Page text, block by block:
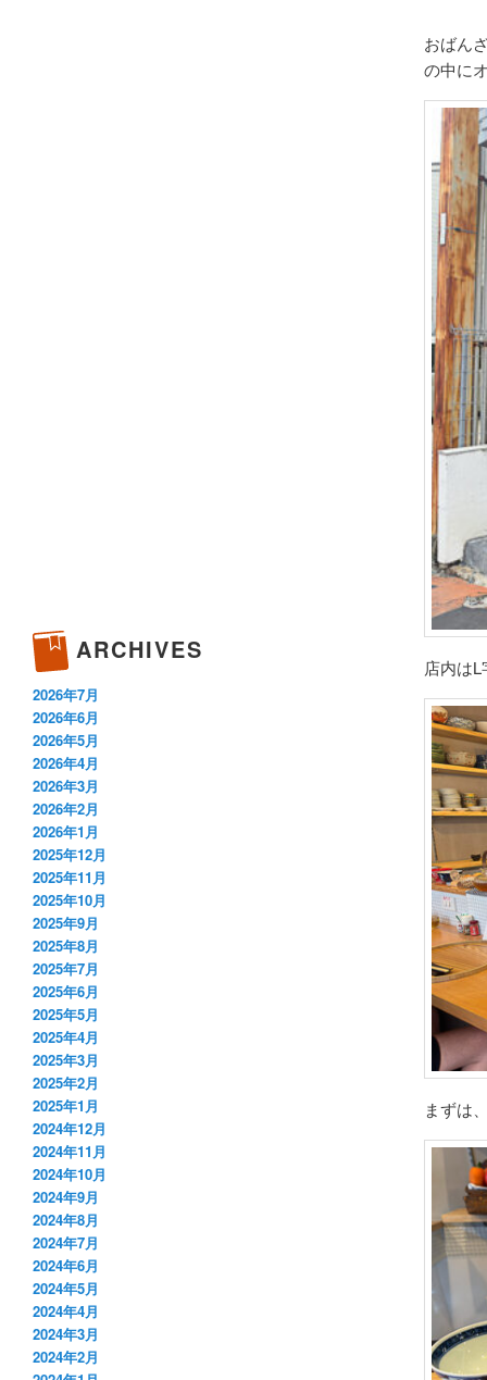
おばん
の中に
店内は
まずは
ARCHIVES
2026年7月
2026年6月
2026年5月
2026年4月
2026年3月
2026年2月
2026年1月
2025年12月
2025年11月
2025年10月
2025年9月
2025年8月
2025年7月
2025年6月
2025年5月
2025年4月
2025年3月
2025年2月
2025年1月
2024年12月
2024年11月
2024年10月
2024年9月
2024年8月
2024年7月
2024年6月
2024年5月
2024年4月
2024年3月
2024年2月